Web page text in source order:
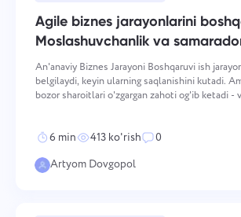
Agile biznes jarayonlarini
Moslashuvchanlik va
oshirish
An'anaviy Biznes Jarayoni Boshqaruvi ish
belgilaydi, keyin ularning saqlanishini kutadi.
bozor sharoitlari o'zgargan zahoti og'ib ketadi -
6 min 413 ko'rish
0
Artyom Dovgopol